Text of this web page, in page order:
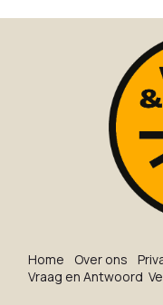
Ho​me O​ve​r on​s
Vraag en Antwoord